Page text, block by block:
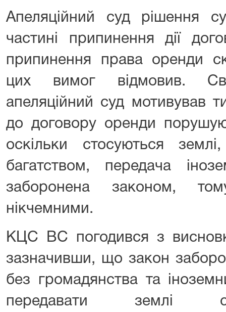
Апеляційний суд рішення
частині припинення дії
припинення права оренди
цих вимог відмовив.
апеляційний суд мотивував
до договору оренди
оскільки стосуються
багатством, передача
заборонена законом,
нікчемними.
КЦС ВС погодився з
зазначивши, що закон
без громадянства та
передавати землі